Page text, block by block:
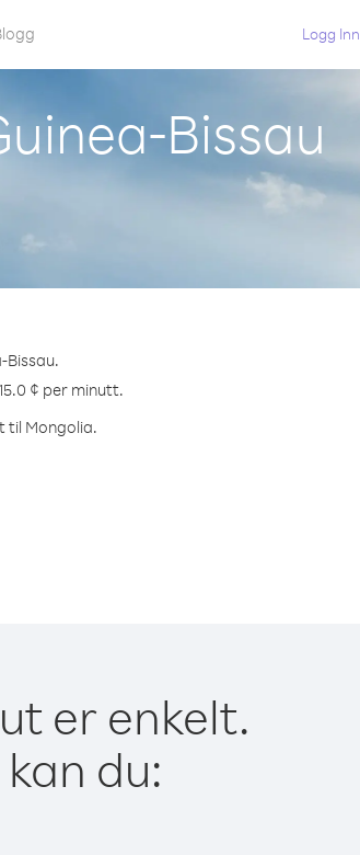
Logg Inn
Bissau
Bissau.
¢ per minutt.
til Mongolia.
er enkelt.
du: